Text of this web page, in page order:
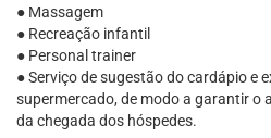
● Massagem
● Recreação infantil
● Personal trainer
● Serviço de sugestão do cardápio e
supermercado, de modo a garantir o
da chegada dos hóspedes.